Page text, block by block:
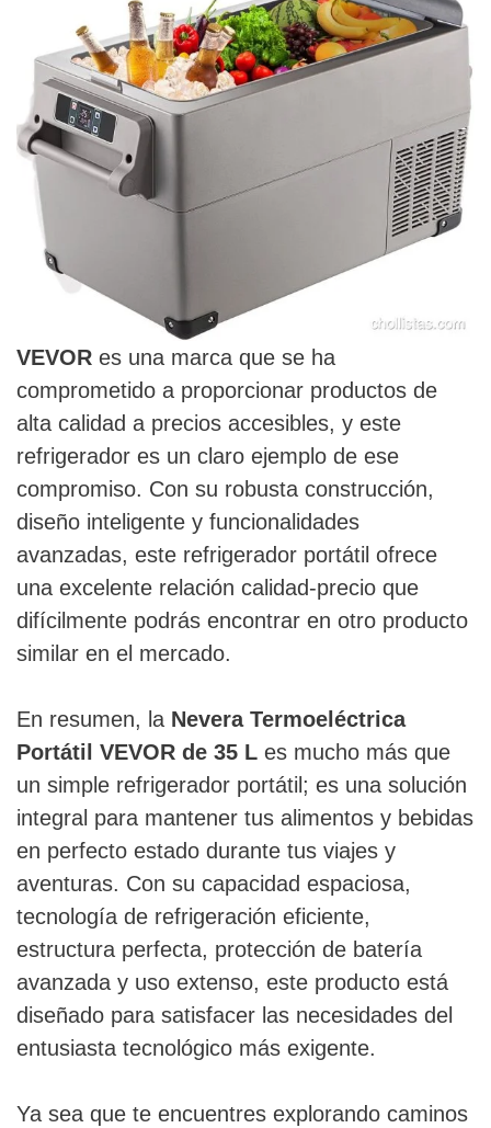
VEVOR es una marca que se ha
comprometido a proporcionar productos de
alta calidad a precios accesibles, y este
refrigerador es un claro ejemplo de ese
compromiso. Con su robusta construcción,
diseño inteligente y funcionalidades
avanzadas, este refrigerador portátil ofrece
una excelente relación calidad-precio que
difícilmente podrás encontrar en otro producto
similar en el mercado.
En resumen, la Nevera Termoeléctrica
Portátil VEVOR de 35 L es mucho más que
un simple refrigerador portátil; es una solución
integral para mantener tus alimentos y bebidas
en perfecto estado durante tus viajes y
aventuras. Con su capacidad espaciosa,
tecnología de refrigeración eficiente,
estructura perfecta, protección de batería
avanzada y uso extenso, este producto está
diseñado para satisfacer las necesidades del
entusiasta tecnológico más exigente.
Ya sea que te encuentres explorando caminos